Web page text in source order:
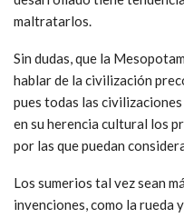
maltratarlos.
Sin dudas, que la
hablar de la civilización
pues todas las
en su herencia cultural los
por las que puedan
Los sumerios tal vez sean
invenciones, como la